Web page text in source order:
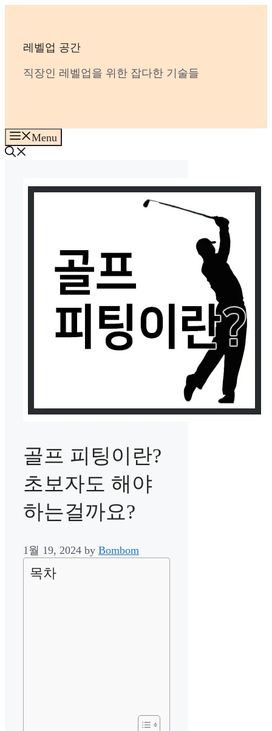
레벨업 공간
직장인 레벨업을 위한 잡다한 기술들
Menu
골프 피팅이란?
초보자도 해야
하는걸까요?
1월 19, 2024 by Bombom
목차